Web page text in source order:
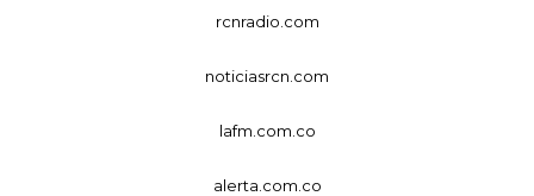
rcnradio.com
noticiasrcn.com
lafm.com.co
alerta.com.co